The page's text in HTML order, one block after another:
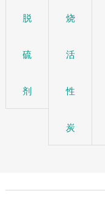
脱
硫
剂
烧
活
性
炭